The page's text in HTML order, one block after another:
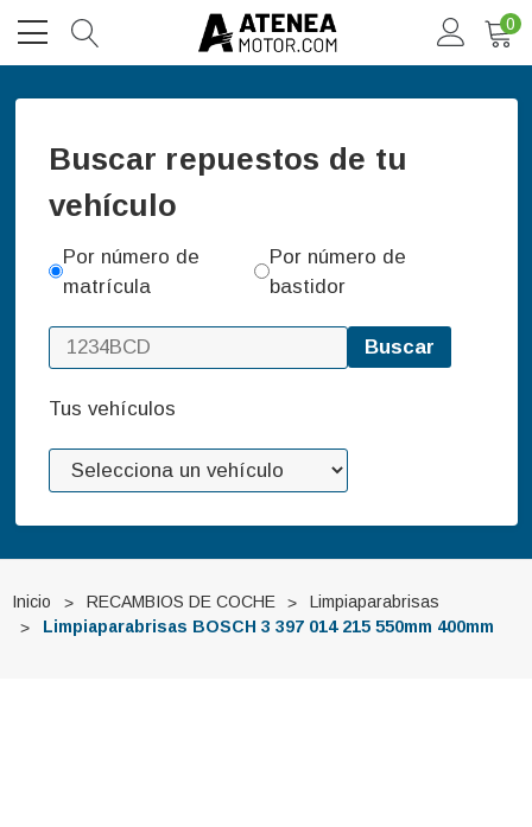
0
Buscar repuestos de tu
vehículo
Por número de
matrícula
Por número de
bastidor
Buscar
Tus vehículos
Inicio RECAMBIOS DE COCHE
Limpiaparabrisas
Limpiaparabrisas BOSCH 3 397 014 215 550mm 400mm